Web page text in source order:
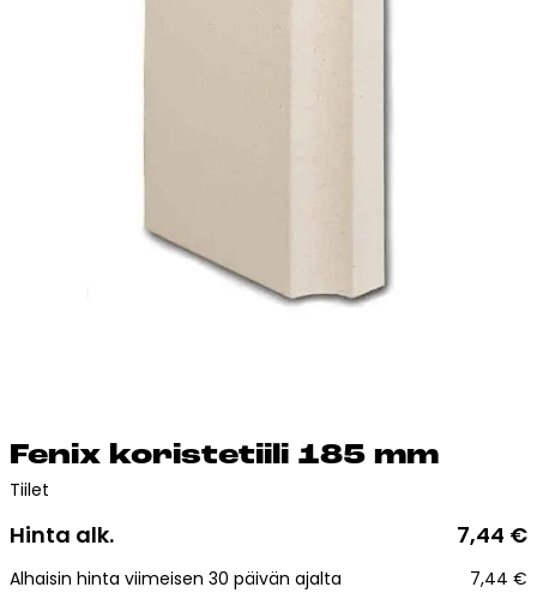
Tiilimuurauskannakejärjestelmät
Kohdegalleria
Vastuullisuus
Fe­nix ko­ris­te­tii­li 185 mm
Tiilet
Hinta alk. 7,44 €
Alhaisin hinta viimeisen 30 päivän ajalta 7,44 €